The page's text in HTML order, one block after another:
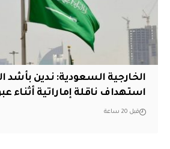
‏الخارجية السعودية: ندين بأشد
استهداف ناقلة إماراتية أثناء
قبل 20 ساعة